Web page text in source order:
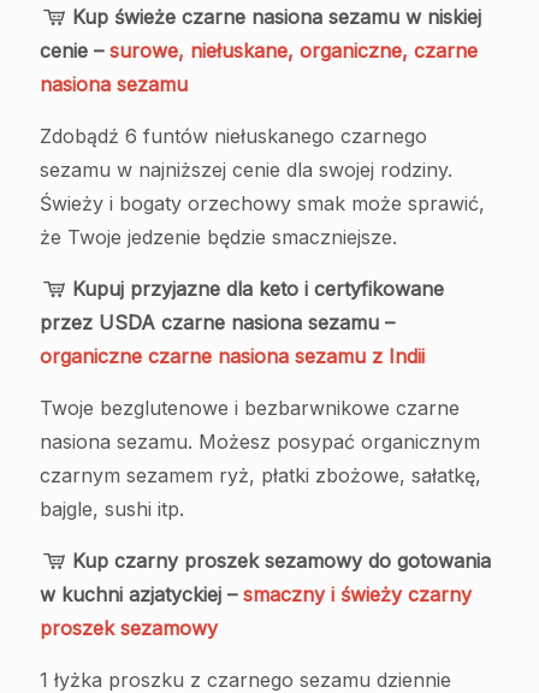
Kup świeże czarne nasiona sezamu w niskiej
cenie – surowe, niełuskane, organiczne, czarne
nasiona sezamu
Zdobądź 6 funtów niełuskanego czarnego
sezamu w najniższej cenie dla swojej rodziny.
Świeży i bogaty orzechowy smak może sprawić,
że Twoje jedzenie będzie smaczniejsze.
Kupuj przyjazne dla keto i certyfikowane
przez USDA czarne nasiona sezamu –
organiczne czarne nasiona sezamu z Indii
Twoje bezglutenowe i bezbarwnikowe czarne
nasiona sezamu. Możesz posypać organicznym
czarnym sezamem ryż, płatki zbożowe, sałatkę,
bajgle, sushi itp.
Kup czarny proszek sezamowy do gotowania
w kuchni azjatyckiej – smaczny i świeży czarny
proszek sezamowy
1 łyżka proszku z czarnego sezamu dziennie